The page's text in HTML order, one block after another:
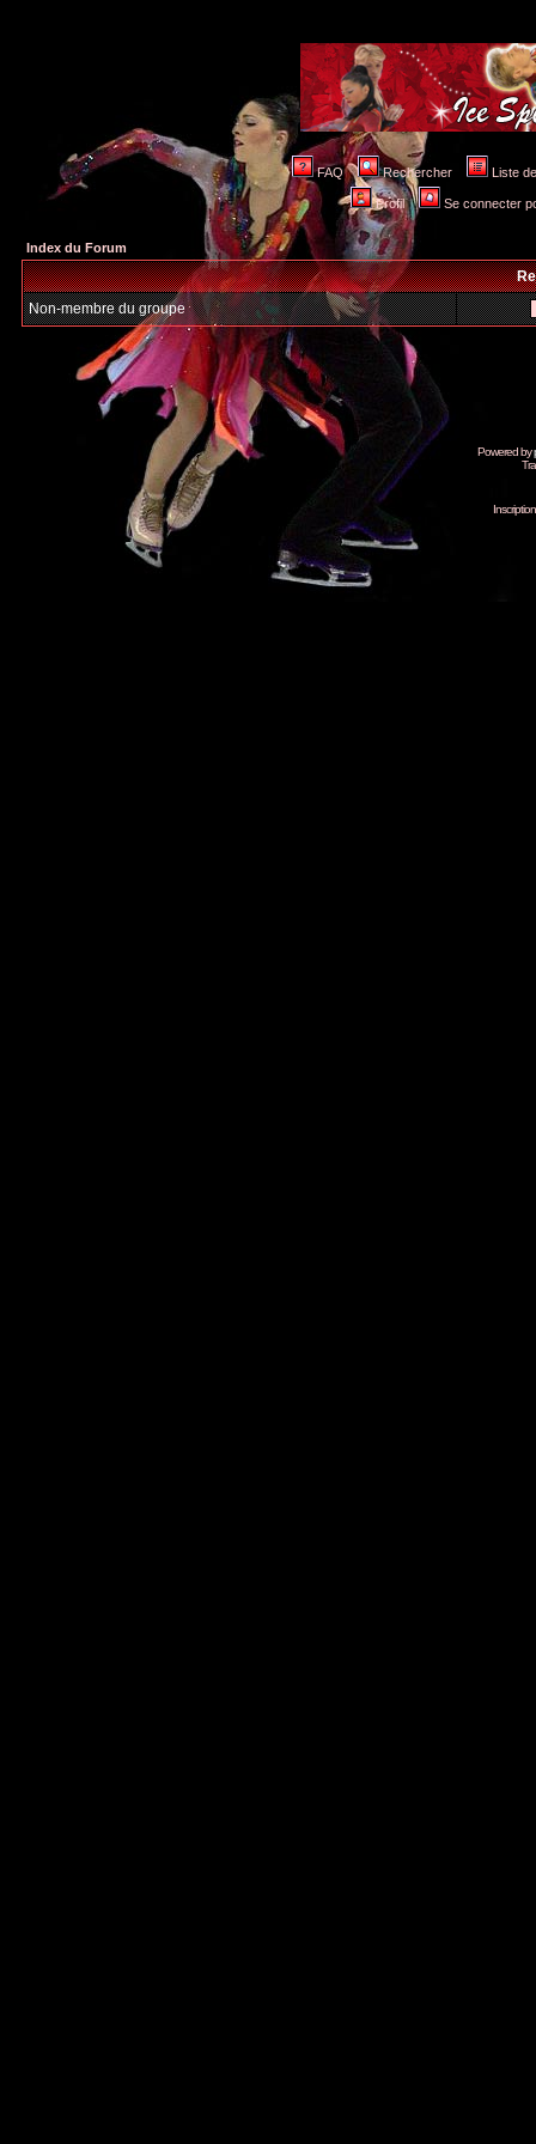
FAQ Rechercher Liste
Profil Se connecter
Index du Forum
Non-membre du groupe
Powered by